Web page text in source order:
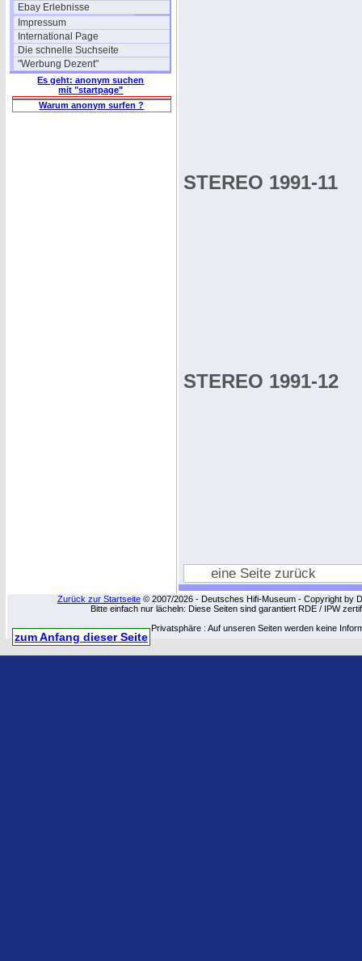
Ebay Erlebnisse
Impressum
International Page
Die schnelle Suchseite
"Werbung Dezent"
Es geht: anonym suchen
mit "startpage"
Warum anonym surfen ?
STEREO 1991-11
STEREO 1991-12
eine Seite zurück
Zurück zur Startseite © 2007/2026 - Deutsches Hifi-Museum - Copyright by
Bitte einfach nur lächeln: Diese Seiten sind garantiert RDE / IPW
Privatsphäre : Auf unseren Seiten werden keine
zum Anfang dieser Seite